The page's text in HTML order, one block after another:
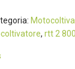
, rtt 2 800